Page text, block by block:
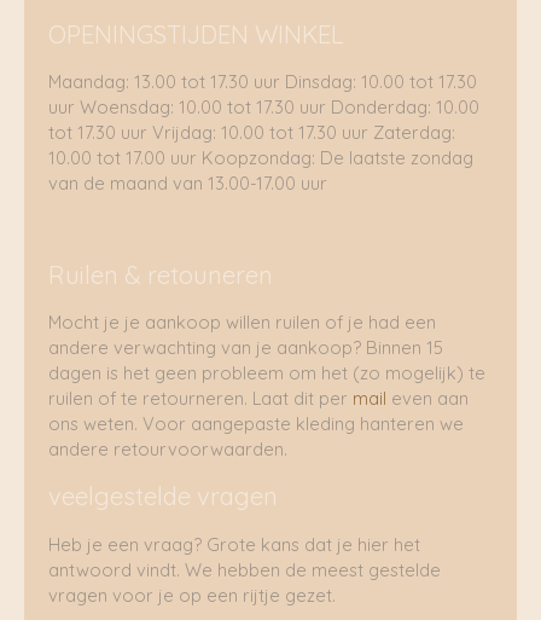
OPENINGSTIJDEN WINKEL
Maandag: 13.00 tot 17.30 uur Dinsdag: 10.00 tot 17.30
uur Woensdag: 10.00 tot 17.30 uur Donderdag: 10.00
tot 17.30 uur Vrijdag: 10.00 tot 17.30 uur Zaterdag:
10.00 tot 17.00 uur Koopzondag: De laatste zondag
van de maand van 13.00-17.00 uur
Ruilen & retouneren
Mocht je je aankoop willen ruilen of je had een
andere verwachting van je aankoop? Binnen 15
dagen is het geen probleem om het (zo mogelijk) te
ruilen of te retourneren. Laat dit per mail even aan
ons weten. Voor aangepaste kleding hanteren we
andere retourvoorwaarden.
veelgestelde vragen
Heb je een vraag? Grote kans dat je hier het
antwoord vindt. We hebben de meest gestelde
vragen voor je op een rijtje gezet.